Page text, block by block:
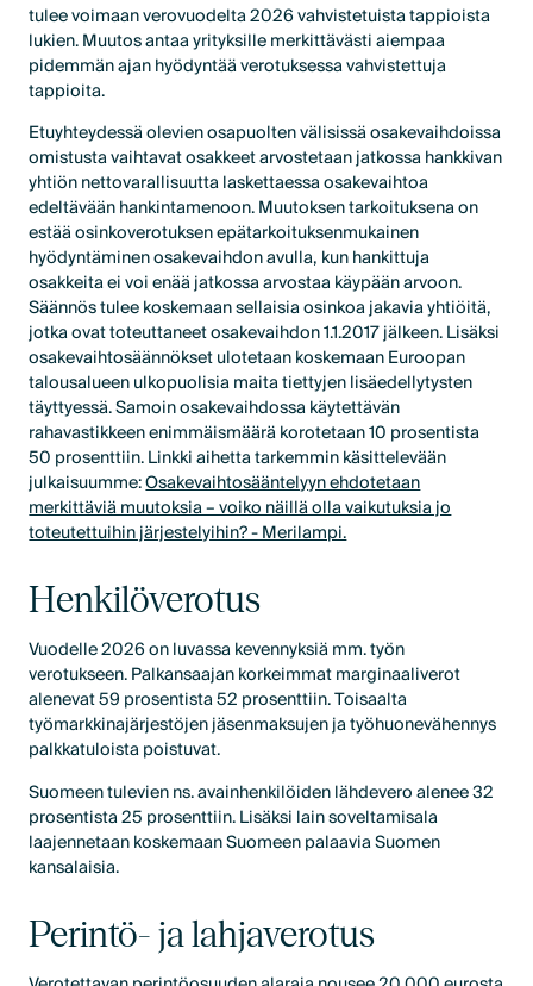
tulee voimaan verovuodelta 2026 vahvistetuista tappioista
lukien. Muutos antaa yrityksille merkittävästi aiempaa
pidemmän ajan hyödyntää verotuksessa vahvistettuja
tappioita.
Etuyhteydessä olevien osapuolten välisissä osakevaihdoissa
omistusta vaihtavat osakkeet arvostetaan jatkossa hankkivan
yhtiön nettovarallisuutta laskettaessa osakevaihtoa
edeltävään hankintamenoon. Muutoksen tarkoituksena on
estää osinkoverotuksen epätarkoituksenmukainen
hyödyntäminen osakevaihdon avulla, kun hankittuja
osakkeita ei voi enää jatkossa arvostaa käypään arvoon.
Säännös tulee koskemaan sellaisia osinkoa jakavia yhtiöitä,
jotka ovat toteuttaneet osakevaihdon 1.1.2017 jälkeen. Lisäksi
osakevaihtosäännökset ulotetaan koskemaan Euroopan
talousalueen ulkopuolisia maita tiettyjen lisäedellytysten
täyttyessä. Samoin osakevaihdossa käytettävän
rahavastikkeen enimmäismäärä korotetaan 10 prosentista
50 prosenttiin. Linkki aihetta tarkemmin käsittelevään
julkaisuumme:Osakevaihtosääntelyyn ehdotetaan
merkittäviä muutoksia – voiko näillä olla vaikutuksia jo
toteutettuihin järjestelyihin? - Merilampi.
Henkilöverotus
Vuodelle 2026 on luvassa kevennyksiä mm. työn
verotukseen. Palkansaajan korkeimmat marginaaliverot
alenevat 59 prosentista 52 prosenttiin. Toisaalta
työmarkkinajärjestöjen jäsenmaksujen ja työhuonevähennys
palkkatuloista poistuvat.
Suomeen tulevien ns. avainhenkilöiden lähdevero alenee 32
prosentista 25 prosenttiin. Lisäksi lain soveltamisala
laajennetaan koskemaan Suomeen palaavia Suomen
kansalaisia.
Perintö- ja lahjaverotus